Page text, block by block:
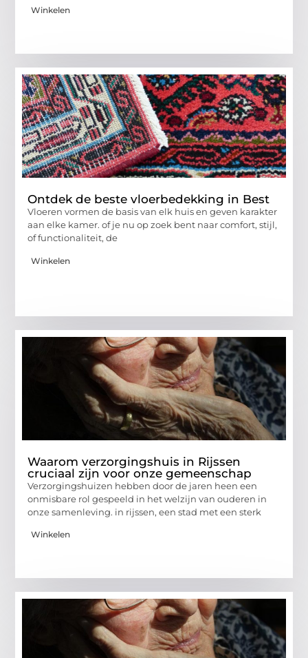
Winkelen
Ontdek de beste vloerbedekking in Best
Vloeren vormen de basis van elk huis en geven karakter
aan elke kamer. of je nu op zoek bent naar comfort, stijl,
of functionaliteit, de
Winkelen
Waarom verzorgingshuis in Rijssen
cruciaal zijn voor onze gemeenschap
Verzorgingshuizen hebben door de jaren heen een
onmisbare rol gespeeld in het welzijn van ouderen in
onze samenleving. in rijssen, een stad met een sterk
Winkelen